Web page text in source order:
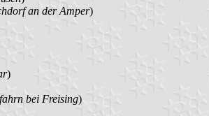
an der Amper)
)
bei Freising)